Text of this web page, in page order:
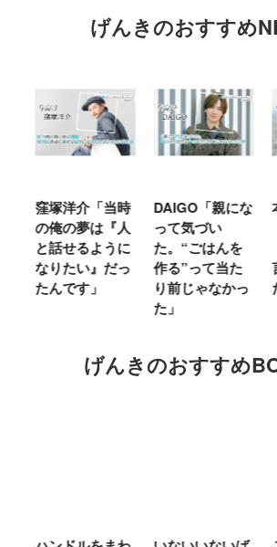
げんきのおすすめ
窪塚洋介「当時
の俺の夢は『人
と話せるように
なりたい』だっ
たんです」
DAIGO「親にな
って気づい
た。“ごはんを
作る”って当た
り前じゃなかっ
た」
げんきのおすすめ